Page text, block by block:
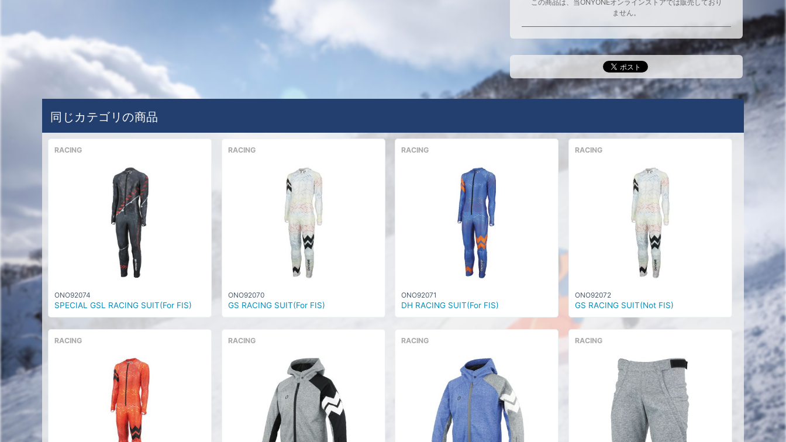
この商品は、当ONYONEオンラインストアでは販売しており
ません。
同じカテゴリの商品
RACING
ONO92074
SPECIAL GSL RACING SUIT(For FIS)
RACING
ONO92070
GS RACING SUIT(For FIS)
RACING
ONO92071
DH RACING SUIT(For FIS)
RACING
ONO92072
GS RACING SUIT(Not FIS)
RACING RACING RACING RACING